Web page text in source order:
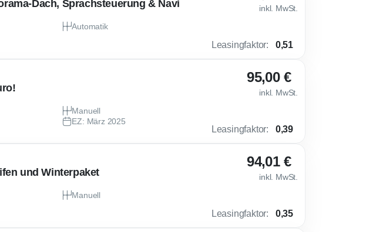
Dach, Sprachsteuerung & Navi
Automatik
inkl. MwSt.
Leasingfaktor: 0,51
Manuell
EZ: März 2025
95,00 €
inkl. MwSt.
Leasingfaktor: 0,39
und Winterpaket
Manuell
94,01 €
inkl. MwSt.
Leasingfaktor: 0,35